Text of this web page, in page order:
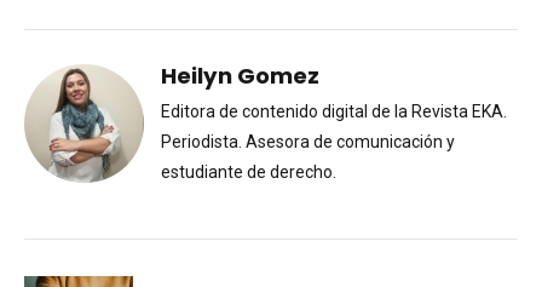
Heilyn Gomez
Editora de contenido digital de la Revista EKA.
Periodista. Asesora de comunicación y
estudiante de derecho.